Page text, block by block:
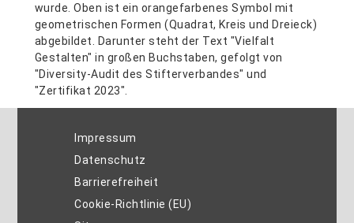
Impressum
Datenschutz
Barrierefreiheit
Cookie-Richtlinie (EU)